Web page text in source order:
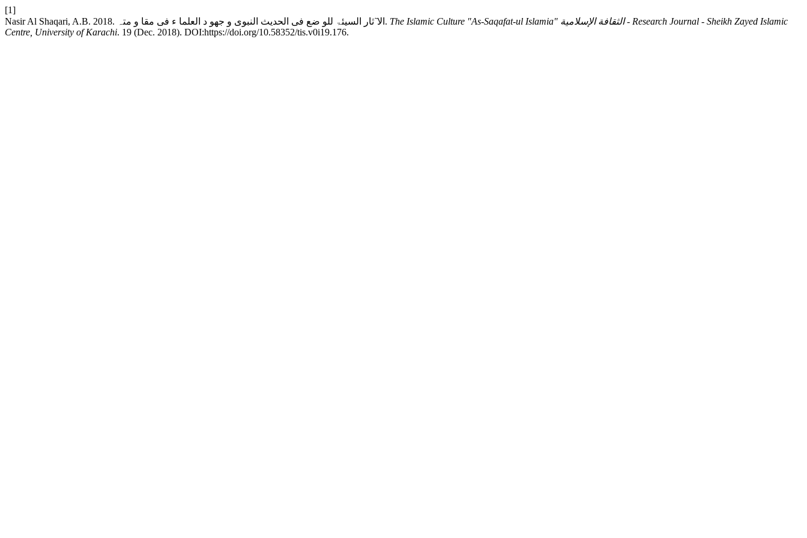
[1]
Nasir Al Shaqari, A.B. 2018. الا ٓثار السیئۃ للو ضع فی الحدیث النبوی و جھو د العلما ء فی مقا و متہ. The Islamic Culture "As-Saqafat-ul Islamia" الثقافة الإسلامية - Research Journal - Sheikh Zayed Islamic
Centre, University of Karachi. 19 (Dec. 2018). DOI:https://doi.org/10.58352/tis.v0i19.176.